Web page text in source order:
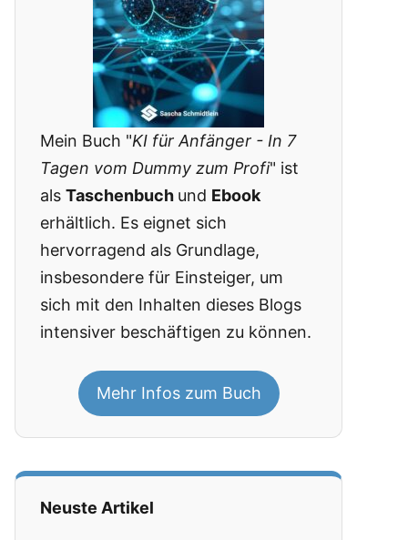
Mein Buch "KI für Anfänger - In 7
Tagen vom Dummy zum Profi" ist
als Taschenbuch und Ebook
erhältlich. Es eignet sich
hervorragend als Grundlage,
insbesondere für Einsteiger, um
sich mit den Inhalten dieses Blogs
intensiver beschäftigen zu können.
Mehr Infos zum Buch
Neuste Artikel